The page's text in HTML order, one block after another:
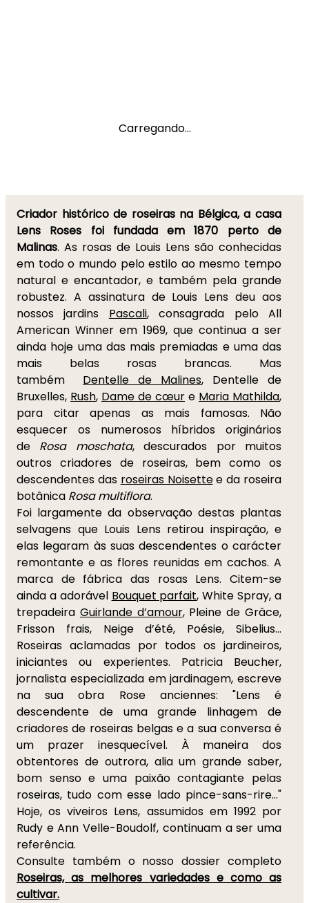
Carregando...
Criador histórico de roseiras na Bélgica, a casa
Lens Roses foi fundada em 1870 perto de
Malinas. As rosas de Louis Lens são conhecidas
em todo o mundo pelo estilo ao mesmo tempo
natural e encantador, e também pela grande
robustez. A assinatura de Louis Lens deu aos
nossos jardins Pascali, consagrada pelo All
American Winner em 1969, que continua a ser
ainda hoje uma das mais premiadas e uma das
mais belas rosas brancas. Mas
também Dentelle de Malines, Dentelle de
Bruxelles, Rush, Dame de cœur e Maria Mathilda,
para citar apenas as mais famosas. Não
esquecer os numerosos híbridos originários
de Rosa moschata, descurados por muitos
outros criadores de roseiras, bem como os
descendentes das roseiras Noisettee da roseira
botânica Rosa multiflora.
Foi largamente da observação destas plantas
selvagens que Louis Lens retirou inspiração, e
elas legaram às suas descendentes o carácter
remontante e as flores reunidas em cachos. A
marca de fábrica das rosas Lens. Citem-se
ainda a adorável Bouquet parfait, White Spray, a
trepadeira Guirlande d’amour, Pleine de Grâce,
Frisson frais, Neige d’été, Poésie, Sibelius…
Roseiras aclamadas por todos os jardineiros,
iniciantes ou experientes. Patricia Beucher,
jornalista especializada em jardinagem, escreve
na sua obra Rose anciennes: "Lens é
descendente de uma grande linhagem de
criadores de roseiras belgas e a sua conversa é
um prazer inesquecível. À maneira dos
obtentores de outrora, alia um grande saber,
bom senso e uma paixão contagiante pelas
roseiras, tudo com esse lado pince-sans-rire…"
Hoje, os viveiros Lens, assumidos em 1992 por
Rudy e Ann Velle-Boudolf, continuam a ser uma
referência.
Consulte também o nosso dossier completo
Roseiras, as melhores variedades e como as
cultivar.